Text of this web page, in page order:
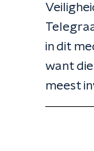
in dit
want
meest